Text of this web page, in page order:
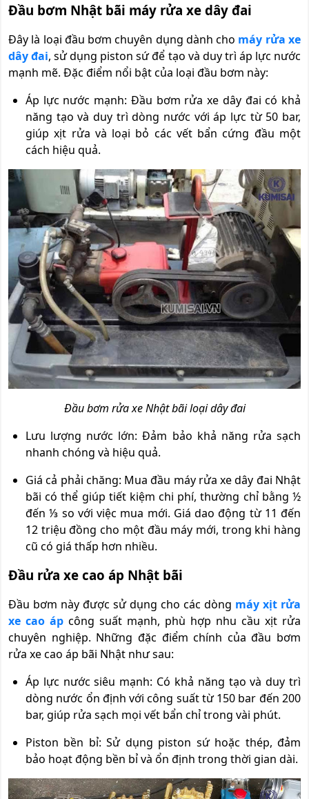
Đầu bơm Nhật bãi máy rửa xe dây đai
Đây là loại đầu bơm chuyên dụng dành cho máy rửa xe
dây đai, sử dụng piston sứ để tạo và duy trì áp lực nước
mạnh mẽ. Đặc điểm nổi bật của loại đầu bơm này:
Áp lực nước mạnh: Đầu bơm rửa xe dây đai có khả
năng tạo và duy trì dòng nước với áp lực từ 50 bar,
giúp xịt rửa và loại bỏ các vết bẩn cứng đầu một
cách hiệu quả.
Đầu bơm rửa xe Nhật bãi loại dây đai
Lưu lượng nước lớn: Đảm bảo khả năng rửa sạch
nhanh chóng và hiệu quả.
Giá cả phải chăng: Mua đầu máy rửa xe dây đai Nhật
bãi có thể giúp tiết kiệm chi phí, thường chỉ bằng ½
đến ⅓ so với việc mua mới. Giá dao động từ 11 đến
12 triệu đồng cho một đầu máy mới, trong khi hàng
cũ có giá thấp hơn nhiều.
Đầu rửa xe cao áp Nhật bãi
Đầu bơm này được sử dụng cho các dòng máy xịt rửa
xe cao áp công suất mạnh, phù hợp nhu cầu xịt rửa
chuyên nghiệp. Những đặc điểm chính của đầu bơm
rửa xe cao áp bãi Nhật như sau:
Áp lực nước siêu mạnh: Có khả năng tạo và duy trì
dòng nước ổn định với công suất từ 150 bar đến 200
bar, giúp rửa sạch mọi vết bẩn chỉ trong vài phút.
Piston bền bỉ: Sử dụng piston sứ hoặc thép, đảm
bảo hoạt động bền bỉ và ổn định trong thời gian dài.